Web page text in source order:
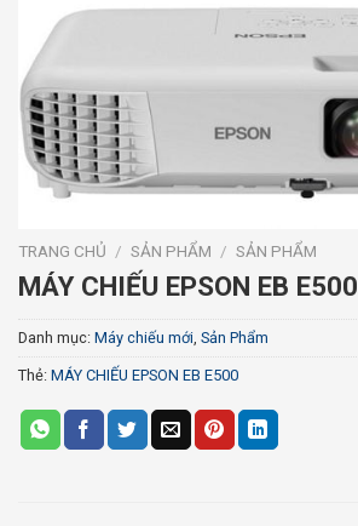
TRANG CHỦ / SẢN PHẨM / SẢN PHẨM
MÁY CHIẾU EPSON EB E500
Danh mục: Máy chiếu mới Sản Phẩm
Thẻ: MÁY CHIẾU EPSON EB E500